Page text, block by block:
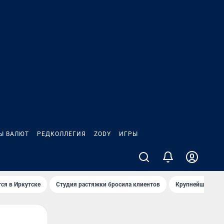
ВАЛЮТ РЕДКОЛЛЕГИЯ ZODY ИГРЫ
в Иркутске Студия растяжки бросила клиентов Крупнейшие